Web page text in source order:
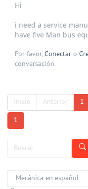
Hi
i need a service
have five Man bus
Por favor,Conectar o
conversación.
Inicio Anterior 1
1